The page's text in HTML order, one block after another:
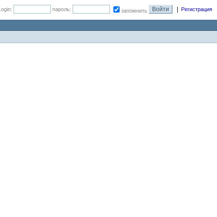
пароль: запомнить Регистрация